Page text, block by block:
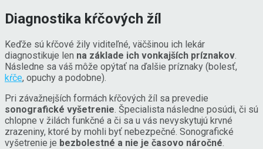
Diagnostika kŕčových žíl
Keďže sú kŕčové žily viditeľné, väčšinou ich lekár
diagnostikuje len na základe ich vonkajších príznakov.
Následne sa váš môže opýtať na ďalšie príznaky (bolesť,
kŕče, opuchy a podobne).
Pri závažnejších formách kŕčových žíl sa prevedie
sonografické vyšetrenie. Špecialista následne posúdi, či sú
chlopne v žilách funkčné a či sa u vás nevyskytujú krvné
zrazeniny, ktoré by mohli byť nebezpečné. Sonografické
vyšetrenie je bezbolestné a nie je časovo náročné.